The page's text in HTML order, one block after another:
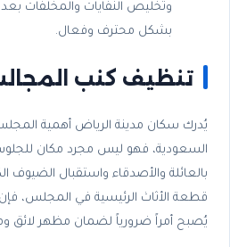
وتخليص النفايات والمخلفات
بشكل محترف وفعال.
تنظيف كنب
يُدرك سكان مدينة الرياض أهمية
السعودية، فهو ليس مجرد مكان
بالعائلة والأصدقاء واستقبال الضيوف
قطعة الأثاث الرئيسية في المجلس،
يُصبح أمراً ضرورياً لضمان مظهر لائق